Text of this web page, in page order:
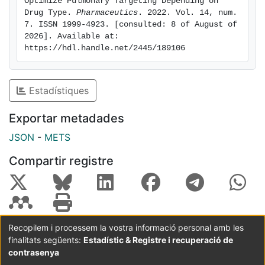
density reduces the number of 3DNA arms available
for drug loading.
Drug Type. Pharmaceutics . 2022. Vol. 14, num.
7. ISSN 1999-4923. [consulted: 8 of August of
2026]. Available at:
https://hdl.handle.net/2445/189106
Estadístiques
Exportar metadades
JSON - METS
Compartir registre
Coordinació:CRAI UB Avís legal
Metadades
subjectes a:
Recopilem i processem la vostra informació personal amb les
finalitats següents: Estadístic & Registre i recuperació de
contrasenya